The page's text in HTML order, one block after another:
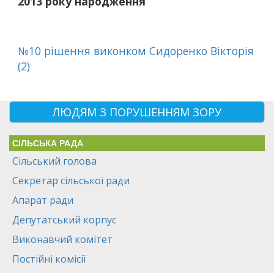
№10 рішення виконком Сидоренко Вікторія
(2)
ЛЮДЯМ З ПОРУШЕННЯМ ЗОРУ
СІЛЬСЬКА РАДА
Сільський голова
Секретар сільської ради
Апарат ради
Депутатський корпус
Виконавчий комітет
Постійні комісії